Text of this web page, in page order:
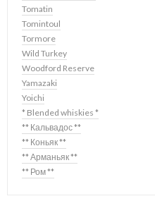
Tomatin
Tomintoul
Tormore
Wild Turkey
Woodford Reserve
Yamazaki
Yoichi
* Blended whiskies *
** Кальвадос **
** Коньяк **
** Арманьяк **
** Ром **